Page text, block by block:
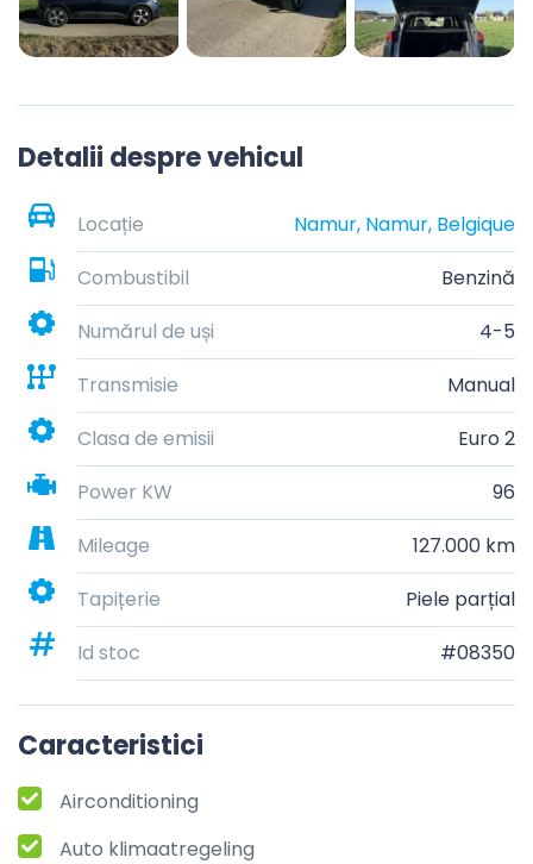
Detalii despre vehicul
Locație
Namur, Namur, Belgique
Combustibil
Benzină
Numărul de uși
4-5
Transmisie
Manual
Clasa de emisii
Euro 2
Power KW
96
Mileage
127.000 km
Tapițerie
Piele parțial
Id stoc
#08350
Caracteristici
Airconditioning
Auto klimaatregeling